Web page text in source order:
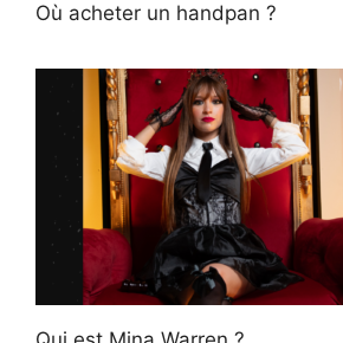
Où acheter un handpan ?